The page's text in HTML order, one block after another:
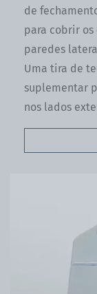
de
para cobrir os
paredes
Uma tira de
suplementar
nos lados